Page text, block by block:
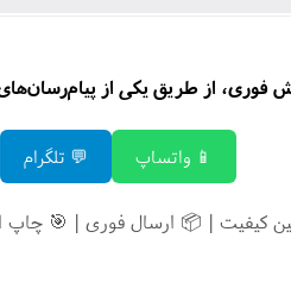
از طریق یکی از پیام‌رسان‌های
📱 واتساپ 💬 تلگرام
کیفیت | 📦 ارسال فوری | 🎯 چاپ